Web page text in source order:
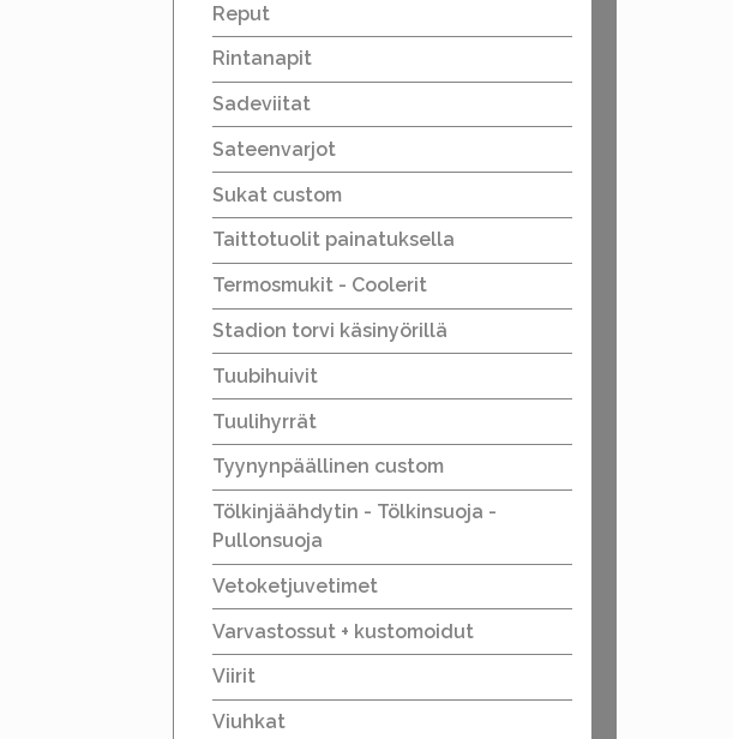
Reput
Rintanapit
Sadeviitat
Sateenvarjot
Sukat custom
Taittotuolit painatuksella
Termosmukit - Coolerit
Stadion torvi käsinyörillä
Tuubihuivit
Tuulihyrrät
Tyynynpäällinen custom
Tölkinjäähdytin - Tölkinsuoja -
Pullonsuoja
Vetoketjuvetimet
Varvastossut + kustomoidut
Viirit
Viuhkat